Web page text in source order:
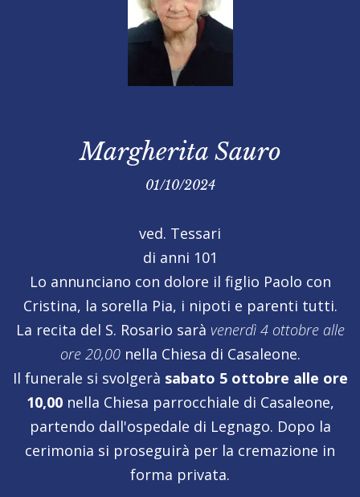
Margherita Sauro
01/10/2024
ved. Tessari
di anni 101
Lo annunciano con dolore il figlio Paolo con
Cristina, la sorella Pia, i nipoti e parenti tutti.
La recita del S. Rosario sarà venerdì 4 ottobre alle
ore 20,00 nella Chiesa di Casaleone.
Il funerale si svolgerà sabato 5 ottobre alle ore
10,00 nella Chiesa parrocchiale di Casaleone,
partendo dall'ospedale di Legnago. Dopo la
cerimonia si proseguirà per la cremazione in
forma privata.